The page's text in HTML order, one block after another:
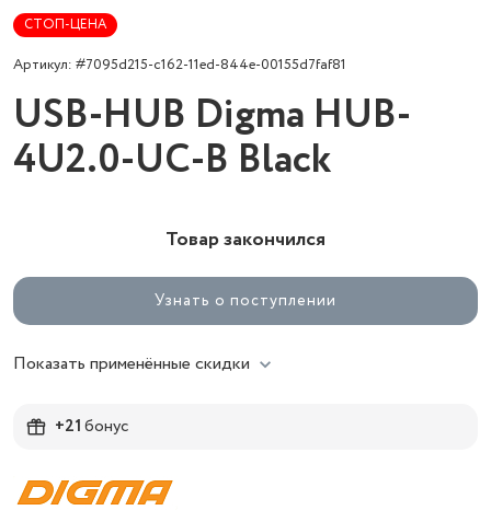
СТОП-ЦЕНА
Артикул: #7095d215-c162-11ed-844e-00155d7faf81
USB-HUB Digma HUB-
4U2.0-UC-B Black
Товар закончился
Узнать о поступлении
Показать применённые скидки
+21бонус